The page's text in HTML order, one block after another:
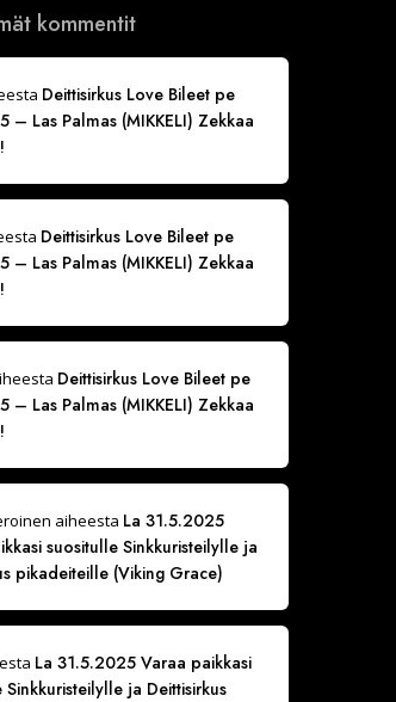
kommentit
Deittisirkus Love Bileet pe
– Las Palmas (MIKKELI) Zekkaa
Deittisirkus Love Bileet pe
– Las Palmas (MIKKELI) Zekkaa
Deittisirkus Love Bileet pe
– Las Palmas (MIKKELI) Zekkaa
aiheesta La 31.5.2025
suositulle Sinkkuristeilylle ja
pikadeiteille (Viking Grace)
La 31.5.2025 Varaa paikkasi
Sinkkuristeilylle ja Deittisirkus